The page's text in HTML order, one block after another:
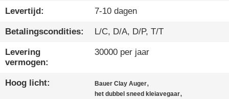
CONTACTEER
ONS
CHAT
Levertijd: 7-10 dagen
Betalingscondities: L/C, D/A, D/P, T/T
Levering
vermogen:
30000 per jaar
Hoog licht: Bauer Clay Auger,
het dubbel sneed kleiavegaar,